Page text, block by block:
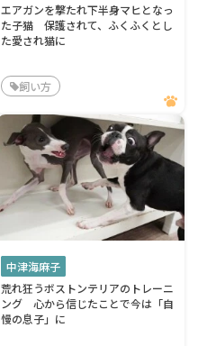
エアガンを撃たれ下半身マヒとなっ
た子猫 保護されて、ふくふくとし
た愛され猫に
飼い方
中津海麻子
荒れ狂うボストンテリアのトレーニ
ング 心から信じたことで今は「自
慢の息子」に